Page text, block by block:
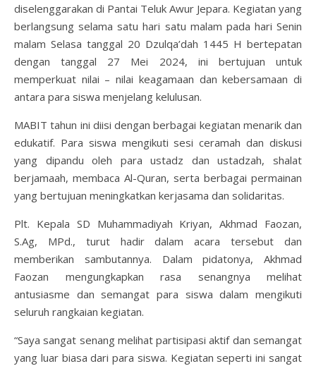
diselenggarakan di Pantai Teluk Awur Jepara. Kegiatan yang
berlangsung selama satu hari satu malam pada hari Senin
malam Selasa tanggal 20 Dzulqa’dah 1445 H bertepatan
dengan tanggal 27 Mei 2024, ini bertujuan untuk
memperkuat nilai – nilai keagamaan dan kebersamaan di
antara para siswa menjelang kelulusan.
MABIT tahun ini diisi dengan berbagai kegiatan menarik dan
edukatif. Para siswa mengikuti sesi ceramah dan diskusi
yang dipandu oleh para ustadz dan ustadzah, shalat
berjamaah, membaca Al-Quran, serta berbagai permainan
yang bertujuan meningkatkan kerjasama dan solidaritas.
Plt. Kepala SD Muhammadiyah Kriyan, Akhmad Faozan,
S.Ag, MPd., turut hadir dalam acara tersebut dan
memberikan sambutannya. Dalam pidatonya, Akhmad
Faozan mengungkapkan rasa senangnya melihat
antusiasme dan semangat para siswa dalam mengikuti
seluruh rangkaian kegiatan.
“Saya sangat senang melihat partisipasi aktif dan semangat
yang luar biasa dari para siswa. Kegiatan seperti ini sangat